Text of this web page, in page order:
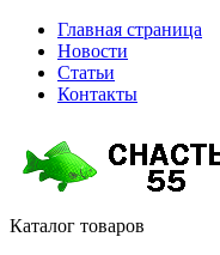
Главная страница
Новости
Статьи
Контакты
Каталог товаров